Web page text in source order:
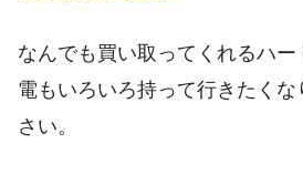
なんでも買い取ってくれるハ
電もいろいろ持って行きたく
さい。